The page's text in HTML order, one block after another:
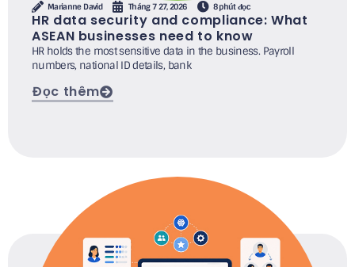
Marianne David Tháng 7 27, 2026 8 phút đọc
HR data security and compliance: What
ASEAN businesses need to know
HR holds the most sensitive data in the business. Payroll
numbers, national ID details, bank
Đọc thêm